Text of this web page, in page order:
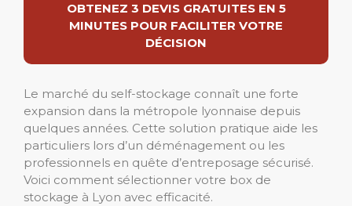
OBTENEZ 3 DEVIS GRATUITES EN 5
MINUTES POUR FACILITER VOTRE
DÉCISION
Le marché du self-stockage connaît une forte
expansion dans la métropole lyonnaise depuis
quelques années. Cette solution pratique aide les
particuliers lors d’un déménagement ou les
professionnels en quête d’entreposage sécurisé.
Voici comment sélectionner votre box de
stockage à Lyon avec efficacité.